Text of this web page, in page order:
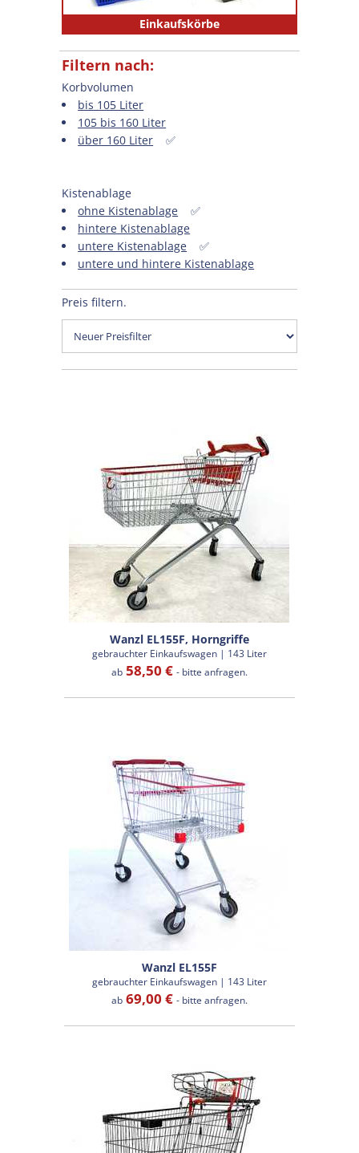
Einkaufskörbe
Filtern nach:
Korbvolumen
bis 105 Liter
105 bis 160 Liter
über 160 Liter ✅
Kistenablage
ohne Kistenablage ✅
hintere Kistenablage
untere Kistenablage ✅
untere und hintere Kistenablage
Preis filtern.
Wanzl EL155F, Horngriffe
gebrauchter Einkaufswagen | 143 Liter
ab58,50 € - bitte anfragen.
Wanzl EL155F
gebrauchter Einkaufswagen | 143 Liter
ab69,00 € - bitte anfragen.